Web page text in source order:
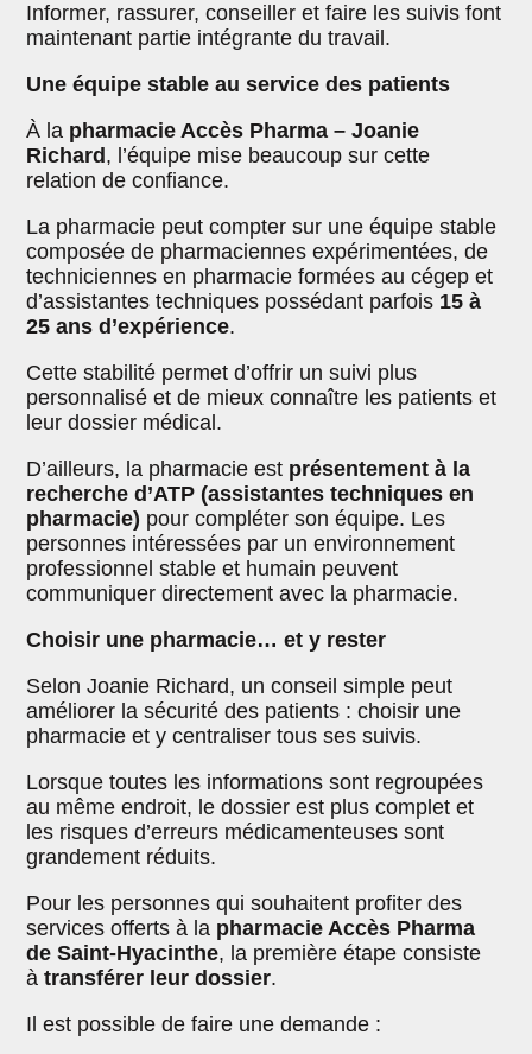
Informer, rassurer, conseiller et faire les suivis font
maintenant partie intégrante du travail.
Une équipe stable au service des patients
À la pharmacie Accès Pharma – Joanie
Richard , l’équipe mise beaucoup sur cette
relation de confiance.
La pharmacie peut compter sur une équipe stable
composée de pharmaciennes expérimentées, de
techniciennes en pharmacie formées au cégep et
d’assistantes techniques possédant parfois 15 à
25 ans d’expérience.
Cette stabilité permet d’offrir un suivi plus
personnalisé et de mieux connaître les patients et
leur dossier médical.
D’ailleurs, la pharmacie est présentement à la
recherche d’ATP (assistantes techniques en
pharmacie) pour compléter son équipe. Les
personnes intéressées par un environnement
professionnel stable et humain peuvent
communiquer directement avec la pharmacie.
Choisir une pharmacie… et y rester
Selon Joanie Richard, un conseil simple peut
améliorer la sécurité des patients : choisir une
pharmacie et y centraliser tous ses suivis.
Lorsque toutes les informations sont regroupées
au même endroit, le dossier est plus complet et
les risques d’erreurs médicamenteuses sont
grandement réduits.
Pour les personnes qui souhaitent profiter des
services offerts à la pharmacie Accès Pharma
de Saint-Hyacinthe, la première étape consiste
àtransférer leur dossier.
Il est possible de faire une demande :